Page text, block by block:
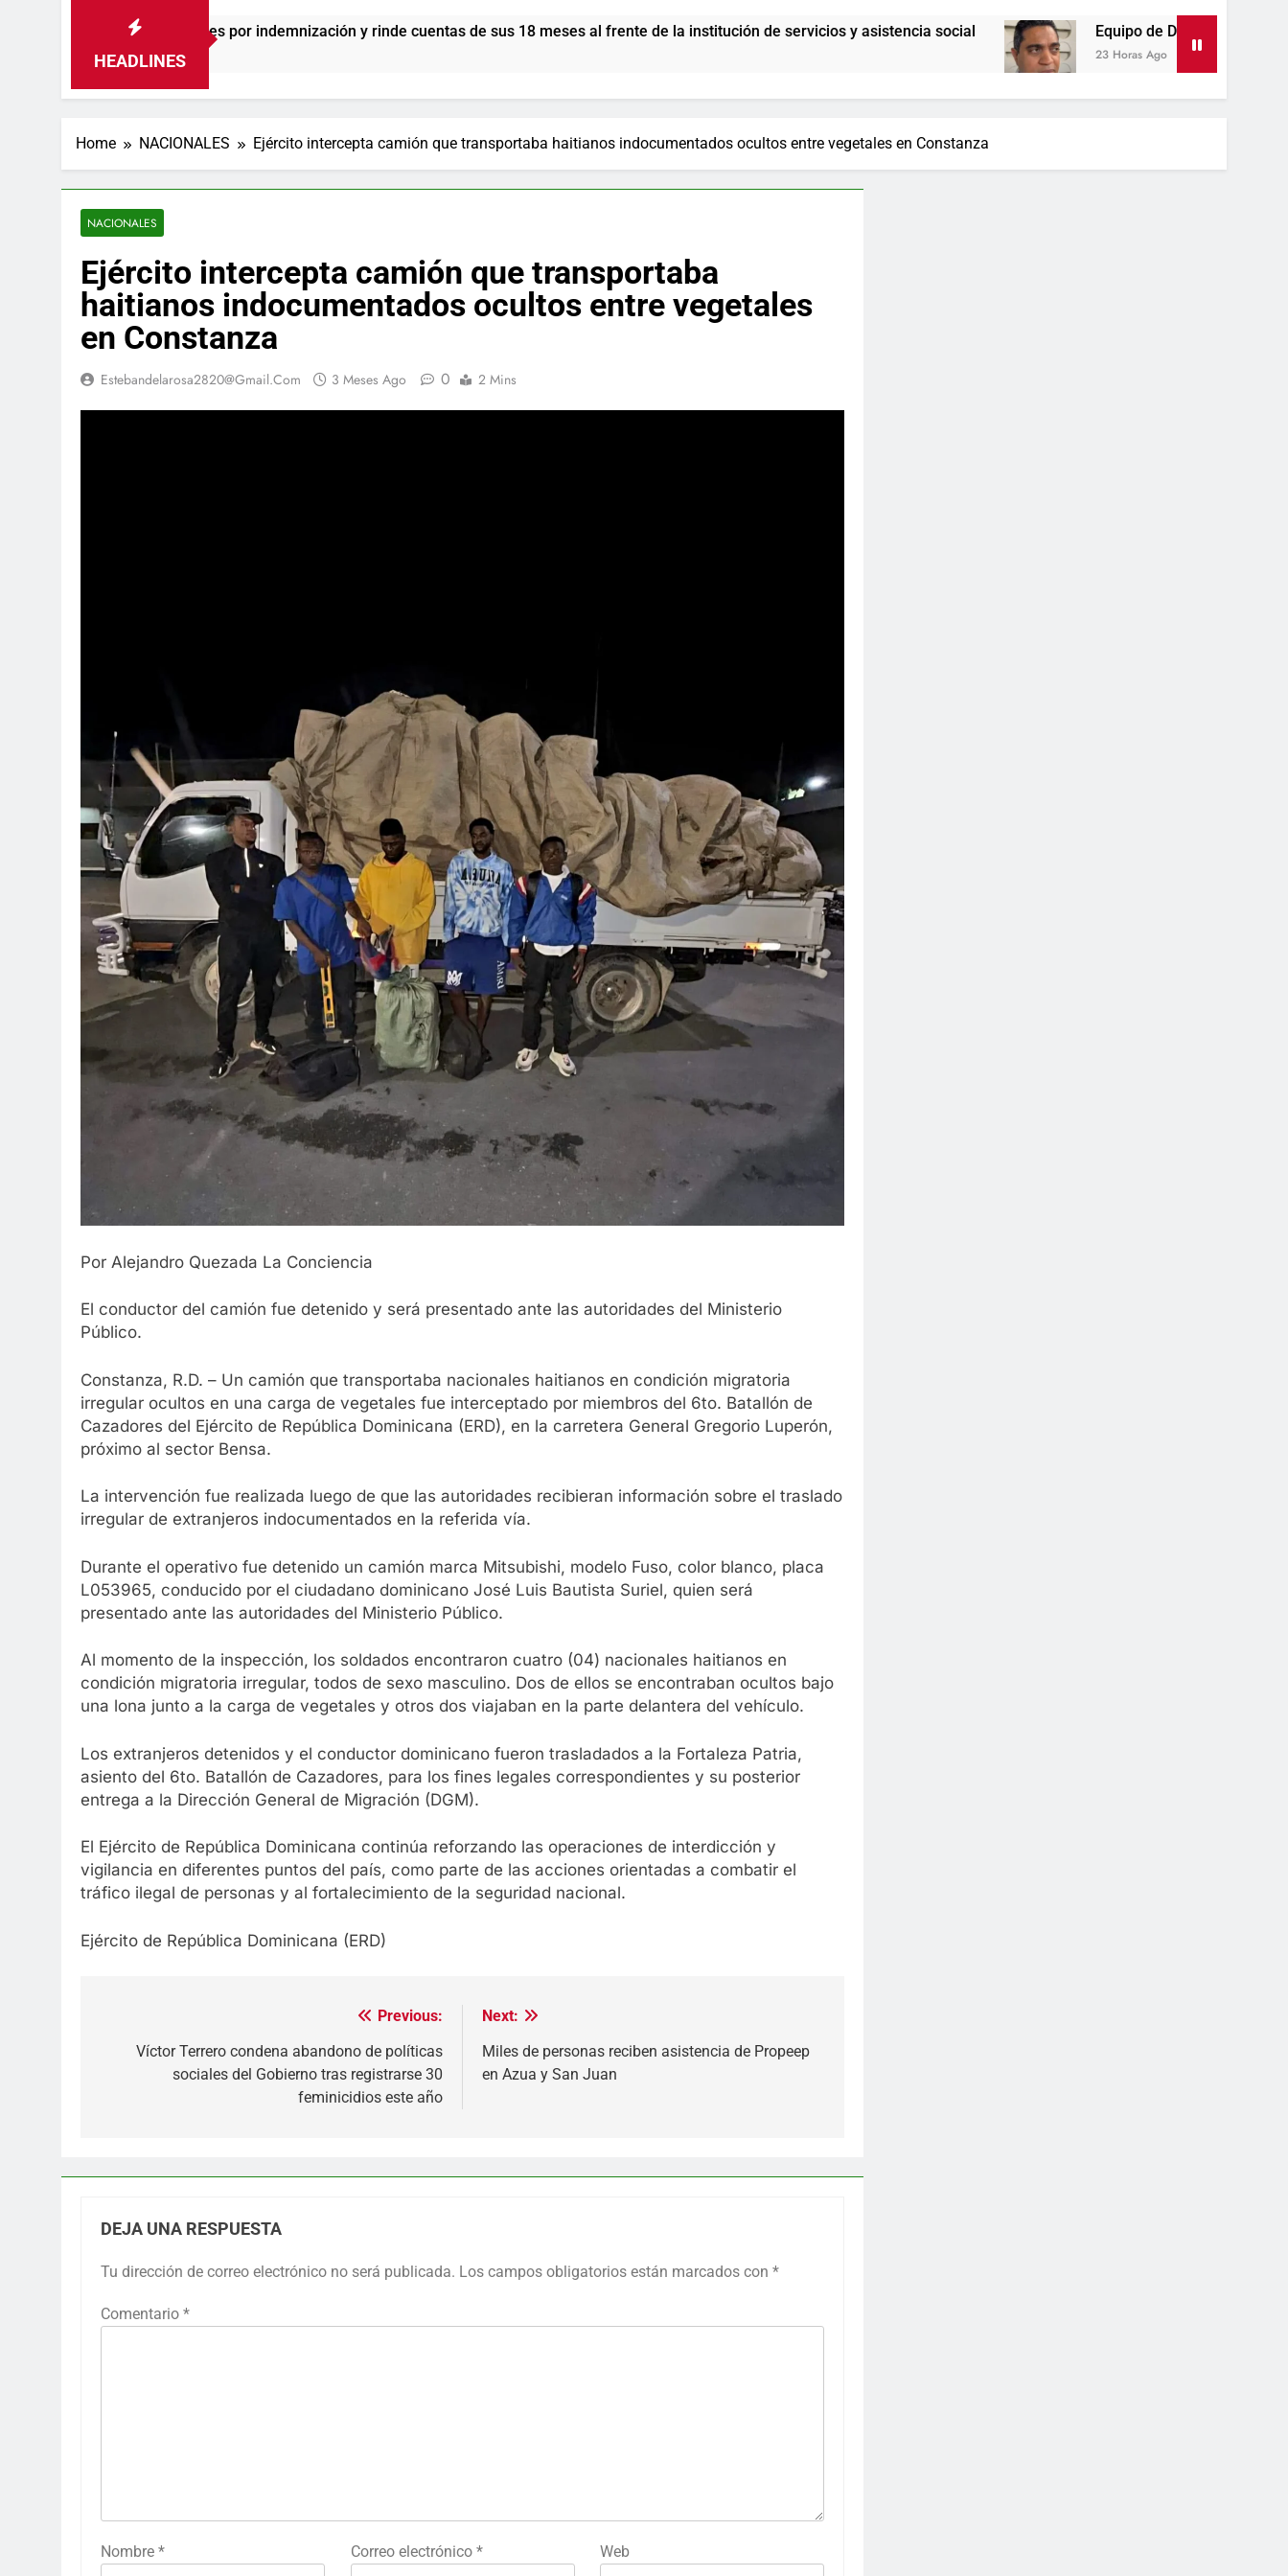
HEADLINES
de cheques por indemnización y rinde cuentas de sus 18 meses al frente de la institución de servicios y asistencia social Equipo de David Collado apuesta al
23 Horas Ago
Home NACIONALES Ejército intercepta camión que transportaba haitianos indocumentados ocultos entre vegetales en Constanza
NACIONALES
Ejército intercepta camión que transportaba
haitianos indocumentados ocultos entre vegetales
en Constanza
Estebandelarosa2820@gmail.com 3 Meses Ago 0 2 Mins
Por Alejandro Quezada La Conciencia
El conductor del camión fue detenido y será presentado ante las autoridades del Ministerio
Público.
Constanza, R.D. – Un camión que transportaba nacionales haitianos en condición migratoria
irregular ocultos en una carga de vegetales fue interceptado por miembros del 6to. Batallón de
Cazadores del Ejército de República Dominicana (ERD), en la carretera General Gregorio Luperón,
próximo al sector Bensa.
La intervención fue realizada luego de que las autoridades recibieran información sobre el traslado
irregular de extranjeros indocumentados en la referida vía.
Durante el operativo fue detenido un camión marca Mitsubishi, modelo Fuso, color blanco, placa
L053965, conducido por el ciudadano dominicano José Luis Bautista Suriel, quien será
presentado ante las autoridades del Ministerio Público.
Al momento de la inspección, los soldados encontraron cuatro (04) nacionales haitianos en
condición migratoria irregular, todos de sexo masculino. Dos de ellos se encontraban ocultos bajo
una lona junto a la carga de vegetales y otros dos viajaban en la parte delantera del vehículo.
Los extranjeros detenidos y el conductor dominicano fueron trasladados a la Fortaleza Patria,
asiento del 6to. Batallón de Cazadores, para los fines legales correspondientes y su posterior
entrega a la Dirección General de Migración (DGM).
El Ejército de República Dominicana continúa reforzando las operaciones de interdicción y
vigilancia en diferentes puntos del país, como parte de las acciones orientadas a combatir el
tráfico ilegal de personas y al fortalecimiento de la seguridad nacional.
Ejército de República Dominicana (ERD)
Previous:
Víctor Terrero condena abandono de políticas
sociales del Gobierno tras registrarse 30
feminicidios este año
Next:
Miles de personas reciben asistencia de Propeep
en Azua y San Juan
DEJA UNA RESPUESTA
Tu dirección de correo electrónico no será publicada. Los campos obligatorios están marcados con *
Comentario *
Nombre * Correo electrónico * Web